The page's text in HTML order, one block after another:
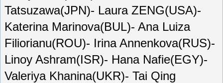
Tatsuzawa(JPN)- Laura ZENG(USA)-
Katerina Marinova(BUL)- Ana Luiza
Filiorianu(ROU)- Irina Annenkova(RUS)-
Linoy Ashram(ISR)- Hana Nafie(EGY)-
Valeriya Khanina(UKR)- Tai Qing